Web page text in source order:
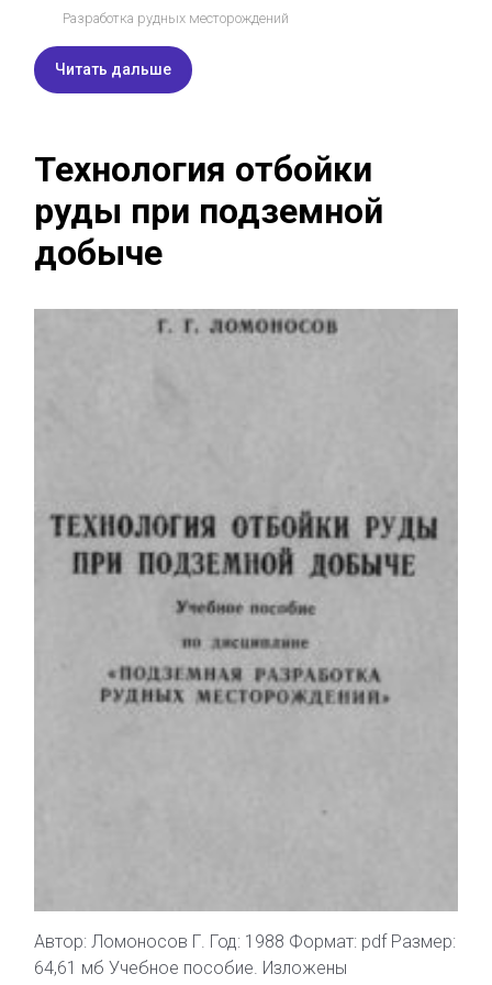
Разработка рудных месторождений
Читать дальше
Технология отбойки
руды при подземной
добыче
Автор: Ломоносов Г. Год: 1988 Формат: pdf Размер:
64,61 мб Учебное пособие. Изложены